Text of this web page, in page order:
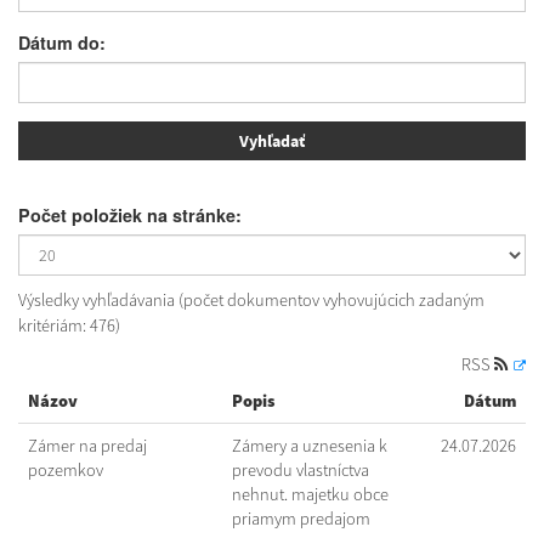
Dátum do:
Počet položiek na stránke:
Výsledky vyhľadávania (počet dokumentov vyhovujúcich zadaným
kritériám: 476)
RSS
Názov
Popis Dátum
Zámer na predaj
pozemkov
Zámery a uznesenia k
prevodu vlastníctva
nehnut. majetku obce
priamym predajom
24.07.2026